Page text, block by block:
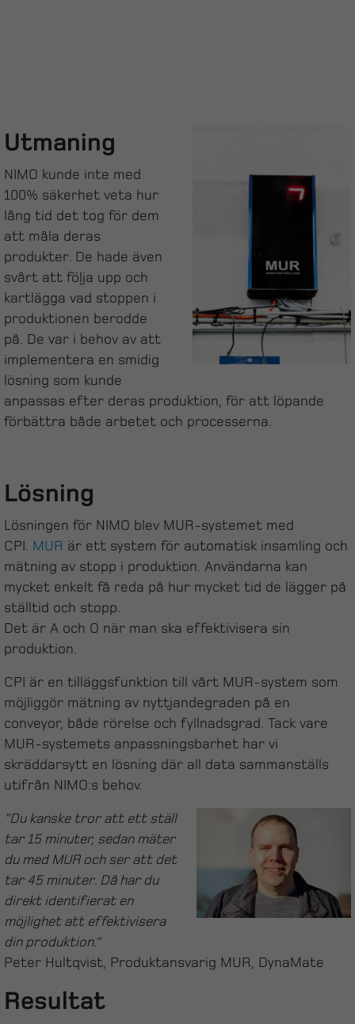
Utmaning
NIMO kunde inte med
100% säkerhet veta hur
lång tid det tog för dem
att måla deras
produkter. De hade även
svårt att följa upp och
kartlägga vad stoppen i
produktionen berodde
på. De var i behov av att
implementera en smidig
lösning som kunde
anpassas efter deras produktion, för att löpande
förbättra både arbetet och processerna.
Lösning
Lösningen för NIMO blev MUR-systemet med
CPI. MUR är ett system för automatisk insamling och
mätning av stopp i produktion. Användarna kan
mycket enkelt få reda på hur mycket tid de lägger på
ställtid och stopp.
Det är A och O när man ska effektivisera sin
produktion.
CPI är en tilläggsfunktion till vårt MUR-system som
möjliggör mätning av nyttjandegraden på en
conveyor, både rörelse och fyllnadsgrad. Tack vare
MUR-systemets anpassningsbarhet har vi
skräddarsytt en lösning där all data sammanställs
utifrån NIMO:s behov.
“Du kanske tror att ett ställ
tar 15 minuter, sedan mäter
du med MUR och ser att det
tar 45 minuter. Då har du
direkt identifierat en
möjlighet att effektivisera
din produktion.”
Peter Hultqvist, Produktansvarig MUR, DynaMate
Resultat